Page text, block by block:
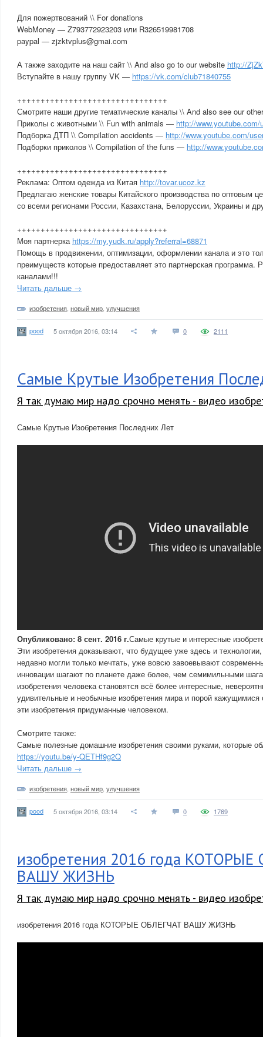
Для пожертвований \\ For donations
WebMoney — Z793772923203 или R326519981708
paypal — zjzktvplus@gmai.com
А также заходите на наш сайт \\ And also go to our website http://
Вступайте в нашу группу VK — https://vk.com/club71840755
++++++++++++++++++++++++++++++++
Смотрите наши другие тематические каналы \\ And also see our
Приколы с животными \\ Fun with animals — http://
Подборка ДТП \\ Compilation accidents — http://www.youtube.com/
Подборки приколов \\ Compilation of the funs — http://
++++++++++++++++++++++++++++++++
Реклама: Оптом одежда из Китая http://tovar.ucoz.kz
Предлагаю женские товары Китайского производства по оптовым
со всеми регионами России, Казахстана, Белоруссии, Украины и
++++++++++++++++++++++++++++++++
Моя партнерка https://my.yudk.ru/apply?referral=68871
Помощь в продвижении, оптимизации, оформлении канала и это
преимуществ которые предоставляет это партнерская программа.
каналами!!!
Читать дальше →
изобретения новый мир улучшения
pood 5 октября 2016, 03:14 0 2111
Самые Крутые Изобретения
Я так думаю мир надо срочно менять - видео
Самые Крутые Изобретения Последних Лет
Опубликовано: 8 сент. 2016 г.Самые крутые и интересные
Эти изобретения доказывают, что будущее уже здесь и
недавно могли только мечтать, уже вовсю завоевывают
инновации шагают по планете даже более, чем семимильными
изобретения человека становятся всё более интересные,
удивительные и необычные изобретения мира и порой
эти изобретения придуманные человеком.
Смотрите также:
Самые полезные домашние изобретения своими руками, которые
https://youtu.be/y-QETHf9g2Q
Читать дальше →
изобретения новый мир улучшения
pood 5 октября 2016, 03:14 0 1769
изобретения 2016 года КОТОРЫЕ
ВАШУ ЖИЗНЬ
Я так думаю мир надо срочно менять - видео
изобретения 2016 года КОТОРЫЕ ОБЛЕГЧАТ ВАШУ ЖИЗНЬ